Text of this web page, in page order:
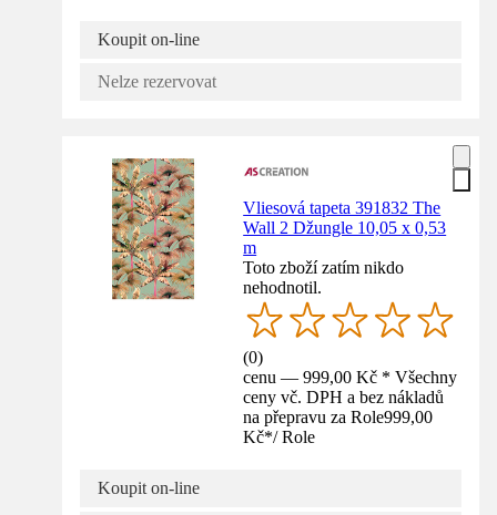
Koupit on-line
Nelze rezervovat
Vliesová tapeta 391832 The
Wall 2 Džungle 10,05 x 0,53
m
Toto zboží zatím nikdo
nehodnotil.
(0)
cenu — 999,00 Kč * Všechny
ceny vč. DPH a bez nákladů
na přepravu za Role999,00
Kč*/ Role
Koupit on-line